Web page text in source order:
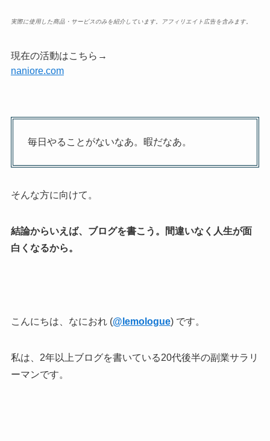
実際に使用した商品・サービスのみを紹介しています。アフィリエイト広告を含みます。
現在の活動はこちら→
naniore.com
毎日やることがないなあ。暇だなあ。
そんな方に向けて。
結論からいえば、ブログを書こう。間違いなく人生が面
白くなるから。
こんにちは、なにおれ (@lemologue) です。
私は、2年以上ブログを書いている20代後半の副業サラリ
ーマンです。